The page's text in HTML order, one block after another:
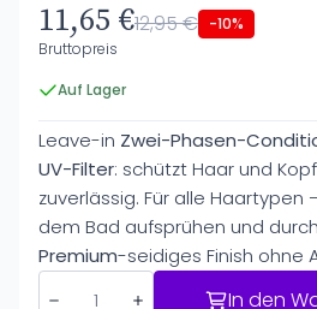
11,65 €12,95 € -10%
Bruttopreis
Auf Lager
Leave-in Zwei-Phasen-
UV-Filter: schützt Haar und
zuverlässig. Für alle Haartypen
dem Bad aufsprühen und
Premium-seidiges Finish ohne
In den